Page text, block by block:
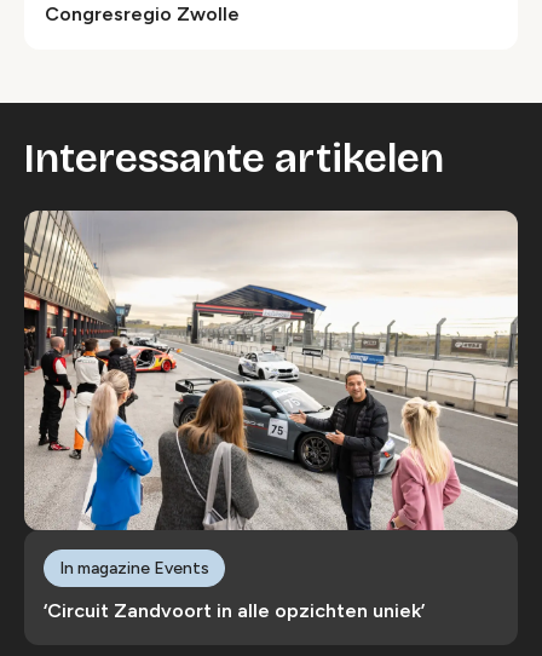
Congresregio Zwolle
Interessante artikelen
‘Circuit Zandvoort in alle opzichten uniek’
In magazine Events